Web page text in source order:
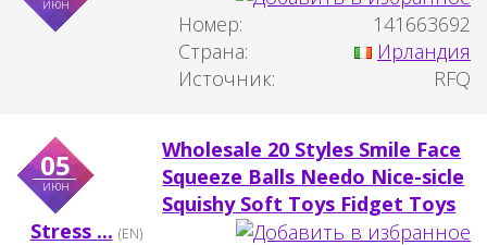
Номер:
141663692
Страна:
Ирландия
Источник:
RFQ
05
июн
Wholesale 20 Styles Smile Face
Squeeze Balls Needo Nice-sicle
Squishy Soft Toys Fidget Toys
Stress ... (EN)